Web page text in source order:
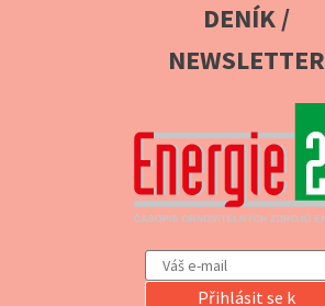
DENÍK /
NEWSLETTER
Přihlásit se k